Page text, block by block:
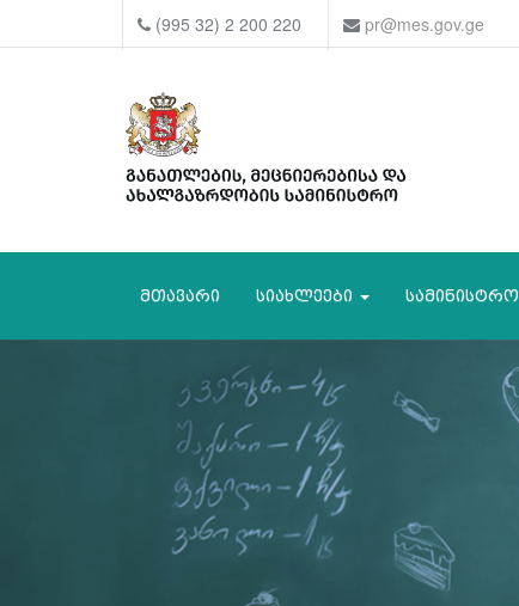
(995 32) 2 200 220 pr@mes.gov.ge
მთავარი სიახლეები სამინისტრო